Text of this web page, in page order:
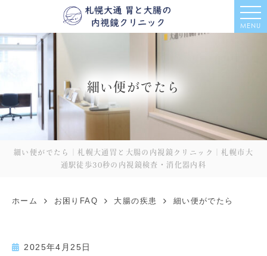
MENU
細い便がでたら
細い便がでたら｜札幌大通胃と大腸の内視鏡クリニック｜札幌市大
通駅徒歩30秒の内視鏡検査・消化器内科
ホーム お困りFAQ 大腸の疾患 細い便がでたら
2025年4月25日